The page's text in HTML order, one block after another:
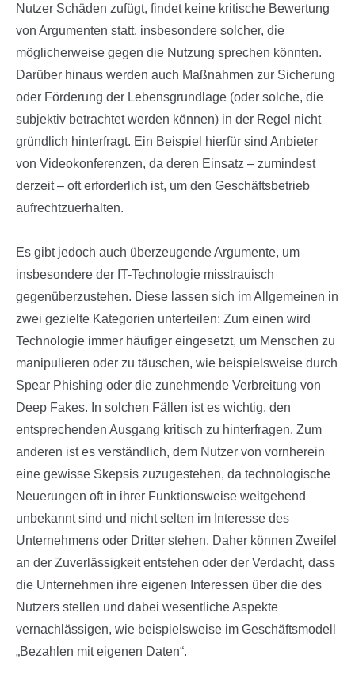
Nutzer Schäden zufügt, findet keine kritische Bewertung
von Argumenten statt, insbesondere solcher, die
möglicherweise gegen die Nutzung sprechen könnten.
Darüber hinaus werden auch Maßnahmen zur Sicherung
oder Förderung der Lebensgrundlage (oder solche, die
subjektiv betrachtet werden können) in der Regel nicht
gründlich hinterfragt. Ein Beispiel hierfür sind Anbieter
von Videokonferenzen, da deren Einsatz – zumindest
derzeit – oft erforderlich ist, um den Geschäftsbetrieb
aufrechtzuerhalten.
Es gibt jedoch auch überzeugende Argumente, um
insbesondere der IT-Technologie misstrauisch
gegenüberzustehen. Diese lassen sich im Allgemeinen in
zwei gezielte Kategorien unterteilen: Zum einen wird
Technologie immer häufiger eingesetzt, um Menschen zu
manipulieren oder zu täuschen, wie beispielsweise durch
Spear Phishing oder die zunehmende Verbreitung von
Deep Fakes. In solchen Fällen ist es wichtig, den
entsprechenden Ausgang kritisch zu hinterfragen. Zum
anderen ist es verständlich, dem Nutzer von vornherein
eine gewisse Skepsis zuzugestehen, da technologische
Neuerungen oft in ihrer Funktionsweise weitgehend
unbekannt sind und nicht selten im Interesse des
Unternehmens oder Dritter stehen. Daher können Zweifel
an der Zuverlässigkeit entstehen oder der Verdacht, dass
die Unternehmen ihre eigenen Interessen über die des
Nutzers stellen und dabei wesentliche Aspekte
vernachlässigen, wie beispielsweise im Geschäftsmodell
„Bezahlen mit eigenen Daten“.